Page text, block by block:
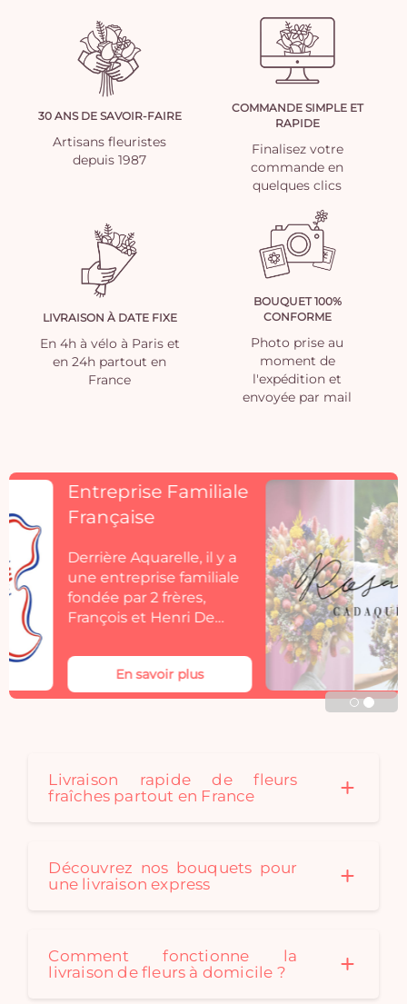
30 ANS DE SAVOIR-FAIRE
Artisans fleuristes
depuis 1987
COMMANDE SIMPLE ET
RAPIDE
Finalisez votre
commande en
quelques clics
LIVRAISON À DATE FIXE
En 4h à vélo à Paris et
en 24h partout en
France
BOUQUET 100%
CONFORME
Photo prise au
moment de
l'expédition et
envoyée par mail
Découvrez
Rosacadaques
Découvrez la collection
de fleurs séchées
Aquarelle by
Rosacadaques.
Les bouquets de fleurs
séchées Rosa Cadaqués
s'invitent dans votre
décoration. Rosa
Cadaques créé au fil des
pour convenir à tous les
styles de décoration. Un
écologique !
En savoir plus
Livraison rapide de fleurs
fraîches partout en France
Découvrez nos bouquets pour
une livraison express
Comment fonctionne la
livraison de fleurs à domicile ?